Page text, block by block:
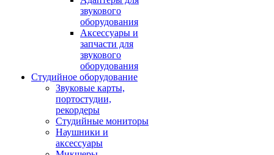
звукового
оборудования
Аксессуары и
запчасти для
звукового
оборудования
Студийное оборудование
Звуковые карты,
портостудии,
рекордеры
Студийные мониторы
Наушники и
аксессуары